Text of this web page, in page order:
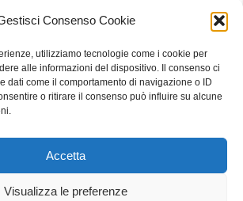
Consenso Cookie
utilizziamo tecnologie come i cookie per
alle informazioni del dispositivo. Il consenso ci
dati come il comportamento di navigazione o ID
o ritirare il consenso può influire su alcune
Accetta
Visualizza le preferenze
in this website is for general information
keep the information up to date and correct, we
or warranties of any kind, express or implied,
accuracy, reliability, suitability or availability
or the information, products, services, or
on the website for any purpose. Any
|Contact|Privacy and Cookie Policy